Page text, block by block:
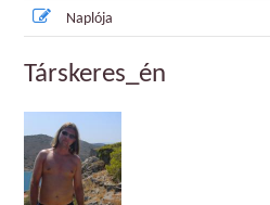
Naplója
Társkeres_én